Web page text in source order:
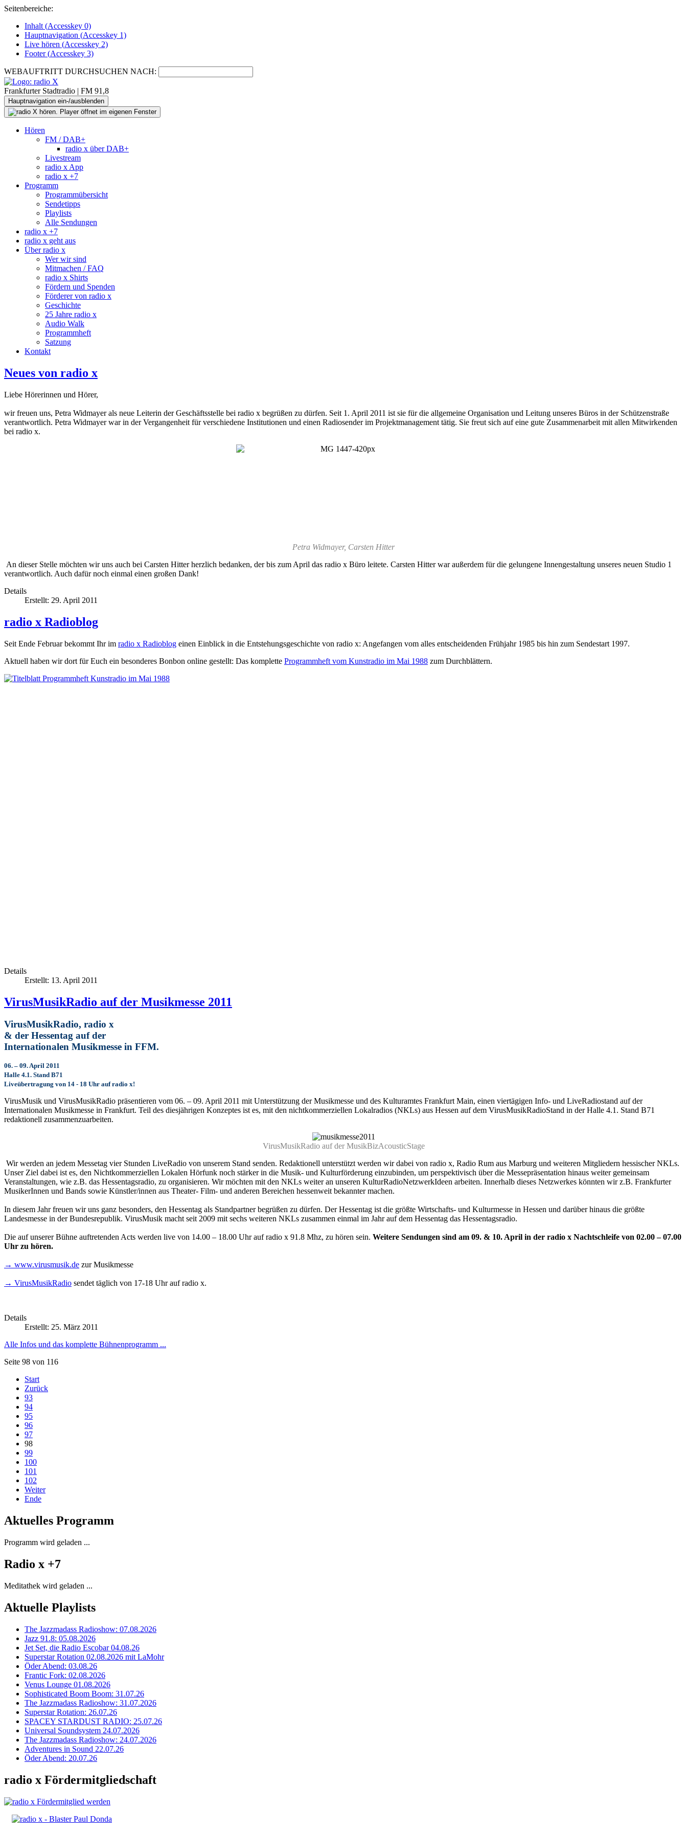
Seitenbereiche:
Inhalt (Accesskey 0)
Hauptnavigation (Accesskey 1)
Live hören (Accesskey 2)
Footer(Accesskey 3)
WEBAUFTRITT DURCHSUCHEN NACH:
Frankfurter Stadtradio | FM 91,8
Hauptnavigation ein-/ausblenden
Hören
FM / DAB+
radio x über DAB+
Livestream
radio x App
radio x +7
Programm
Programmübersicht
Sendetipps
Playlists
Alle Sendungen
radio x +7
radio x geht aus
Über radio x
Wer wir sind
Mitmachen / FAQ
radio x Shirts
Fördern und Spenden
Förderer von radio x
Geschichte
25 Jahre radio x
Audio Walk
Programmheft
Satzung
Kontakt
Neues von radio x
Liebe Hörerinnen und Hörer,
wir freuen uns, Petra Widmayer als neue Leiterin der Geschäftsstelle bei radio x begrüßen zu dürfen. Seit 1. April 2011 ist sie für die allgemeine Organisation und Leitung unseres Büros in der Schützenstraße
verantwortlich. Petra Widmayer war in der Vergangenheit für verschiedene Institutionen und einen Radiosender im Projektmanagement tätig. Sie freut sich auf eine gute Zusammenarbeit mit allen Mitwirkenden
bei radio x.
Petra Widmayer, Carsten Hitter
An dieser Stelle möchten wir uns auch bei Carsten Hitter herzlich bedanken, der bis zum April das radio x Büro leitete. Carsten Hitter war außerdem für die gelungene Innengestaltung unseres neuen Studio 1
verantwortlich. Auch dafür noch einmal einen großen Dank!
Details
Erstellt: 29. April 2011
radio x Radioblog
Seit Ende Februar bekommt Ihr im radio x Radioblog einen Einblick in die Entstehungsgeschichte von radio x: Angefangen vom alles entscheidenden Frühjahr 1985 bis hin zum Sendestart 1997.
Aktuell haben wir dort für Euch ein besonderes Bonbon online gestellt: Das komplette Programmheft vom Kunstradio im Mai 1988 zum Durchblättern.
Details
Erstellt: 13. April 2011
VirusMusikRadio auf der Musikmesse 2011
VirusMusikRadio, radio x
& der Hessentag auf der
Internationalen Musikmesse in FFM.
06. – 09. April 2011
Halle 4.1. Stand B71
Liveübertragung von 14 - 18 Uhr auf radio x!
VirusMusik und VirusMusikRadio präsentieren vom 06. – 09. April 2011 mit Unterstützung der Musikmesse und des Kulturamtes Frankfurt Main, einen viertägigen Info- und LiveRadiostand auf der
Internationalen Musikmesse in Frankfurt. Teil des diesjährigen Konzeptes ist es, mit den nichtkommerziellen Lokalradios (NKLs) aus Hessen auf dem VirusMusikRadioStand in der Halle 4.1. Stand B71
redaktionell zusammenzuarbeiten.
VirusMusikRadio auf der MusikBizAcousticStage
Wir werden an jedem Messetag vier Stunden LiveRadio von unserem Stand senden. Redaktionell unterstützt werden wir dabei von radio x, Radio Rum aus Marburg und weiteren Mitgliedern hessischer NKLs.
Unser Ziel dabei ist es, den Nichtkommerziellen Lokalen Hörfunk noch stärker in die Musik- und Kulturförderung einzubinden, um perspektivisch über die Messepräsentation hinaus weiter gemeinsam
Veranstaltungen, wie z.B. das Hessentagsradio, zu organisieren. Wir möchten mit den NKLs weiter an unseren KulturRadioNetzwerkIdeen arbeiten. Innerhalb dieses Netzwerkes könnten wir z.B. Frankfurter
MusikerInnen und Bands sowie Künstler/innen aus Theater- Film- und anderen Bereichen hessenweit bekannter machen.
In diesem Jahr freuen wir uns ganz besonders, den Hessentag als Standpartner begrüßen zu dürfen. Der Hessentag ist die größte Wirtschafts- und Kulturmesse in Hessen und darüber hinaus die größte
Landesmesse in der Bundesrepublik. VirusMusik macht seit 2009 mit sechs weiteren NKLs zusammen einmal im Jahr auf dem Hessentag das Hessentagsradio.
Die auf unserer Bühne auftretenden Acts werden live von 14.00 – 18.00 Uhr auf radio x 91.8 Mhz, zu hören sein. Weitere Sendungen sind am 09. & 10. April in der radio x Nachtschleife von 02.00 – 07.00
Uhr zu hören.
→ www.virusmusik.de zur Musikmesse
→ VirusMusikRadio sendet täglich von 17-18 Uhr auf radio x.
Details
Erstellt: 25. März 2011
Alle Infos und das komplette Bühnenprogramm ...
Seite 98 von 116
Start
Zurück
93
94
95
96
97
98
99
100
101
102
Weiter
Ende
Aktuelles Programm
Programm wird geladen ...
Radio x +7
Meditathek wird geladen ...
Aktuelle Playlists
The Jazzmadass Radioshow: 07.08.2026
Jazz 91.8: 05.08.2026
Jet Set, die Radio Escobar 04.08.26
Superstar Rotation 02.08.2026 mit LaMohr
Öder Abend: 03.08.26
Frantic Fork: 02.08.2026
Venus Lounge 01.08.2026
Sophisticated Boom Boom: 31.07.26
The Jazzmadass Radioshow: 31.07.2026
Superstar Rotation: 26.07.26
SPACEY STARDUST RADIO: 25.07.26
Universal Soundsystem 24.07.2026
The Jazzmadass Radioshow: 24.07.2026
Adventures in Sound 22.07.26
Öder Abend: 20.07.26
radio x Fördermitgliedschaft